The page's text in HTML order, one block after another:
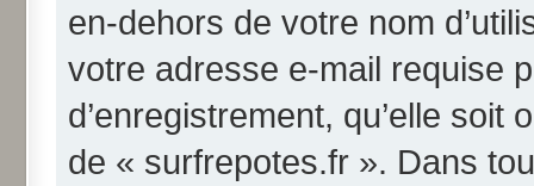
en-dehors de votre nom
votre adresse e-mail requise
d’enregistrement, qu’elle
de « surfrepotes.fr ». Dans